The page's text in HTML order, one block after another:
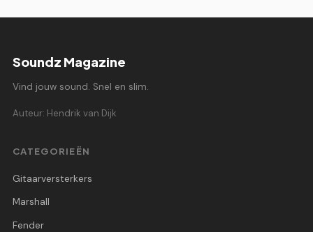
Soundz Magazine
Vind jouw sound. Snel en slim.
Auteur: Hendrik van Dijk
CATEGORIEËN
Gitaarversterkers
Marshall
Fender